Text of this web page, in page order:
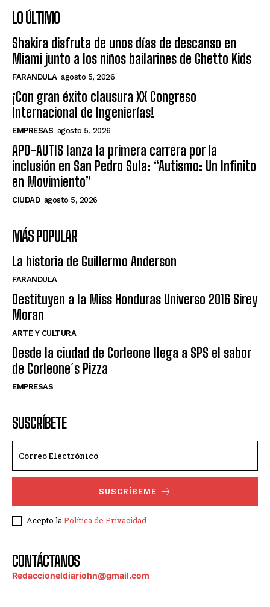
LO ÚLTIMO
Shakira disfruta de unos días de descanso en
Miami junto a los niños bailarines de Ghetto Kids
FARANDULA agosto 5, 2026
¡Con gran éxito clausura XX Congreso
Internacional de Ingenierías!
EMPRESAS agosto 5, 2026
APO-AUTIS lanza la primera carrera por la
inclusión en San Pedro Sula: “Autismo: Un Infinito
en Movimiento”
CIUDAD agosto 5, 2026
MÁS POPULAR
La historia de Guillermo Anderson
FARANDULA
Destituyen a la Miss Honduras Universo 2016 Sirey
Moran
ARTE Y CULTURA
Desde la ciudad de Corleone llega a SPS el sabor
de Corleone´s Pizza
EMPRESAS
SUSCRÍBETE
SUSCRÍBEME
Acepto laPolítica de Privacidad.
CONTÁCTANOS
Redaccioneldiariohn@gmail.com